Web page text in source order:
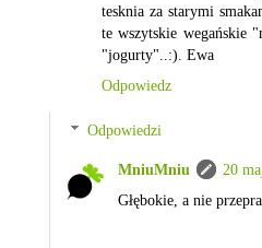
tesknia za starymi
te wszytskie wegańskie
"jogurty"..:). Ewa
Odpowiedz
Odpowiedzi
MniuMniu
20
Głębokie, a nie